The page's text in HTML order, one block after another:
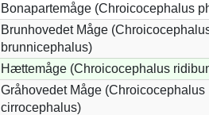
Bonapartemåge (Chroicocephalus
Brunhovedet Måge
brunnicephalus)
Hættemåge (Chroicocephalus
Gråhovedet Måge (Chroicocephalus
cirrocephalus)